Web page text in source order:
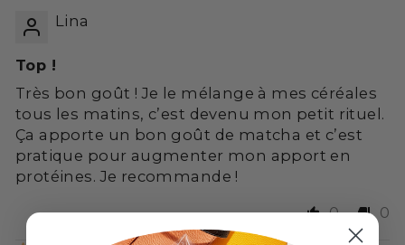
Lina
Top !
Très bon goût ! Je le mélange à mes céréales
tous les matins, c’est devenu mon petit rituel.
Ça apporte un bon goût de matcha et c’est
pratique pour augmenter mon apport en
protéines. Je recommande !
0
0